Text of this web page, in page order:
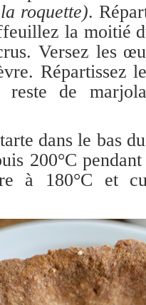
roquette).
la moitié
Versez les
Répartissez
de
dans le bas
200°C
à 180°C et